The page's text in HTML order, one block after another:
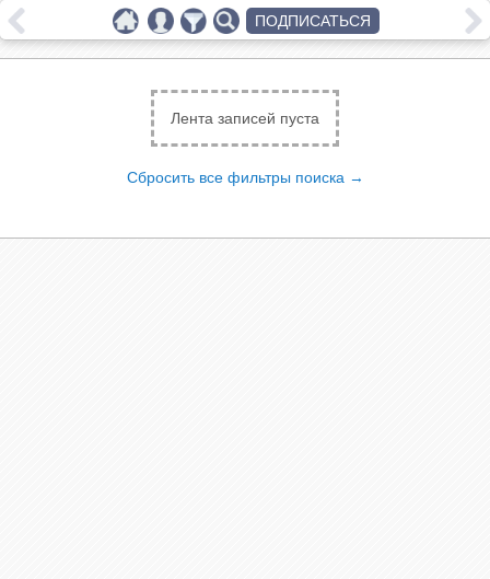
Лента записей пуста
Сбросить все фильтры поиска →
ПОДПИСАТЬСЯ